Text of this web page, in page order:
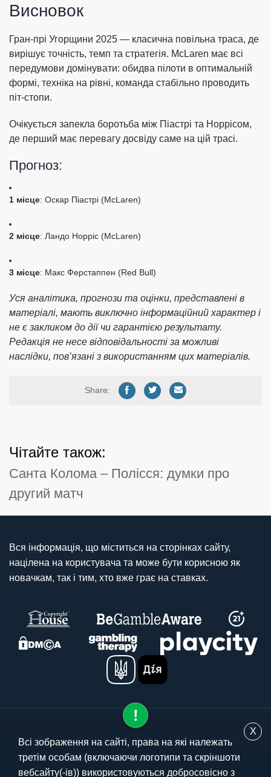
Висновок
Гран-прі Угорщини 2025 — класична повільна траса, де
вирішує точність, темп та стратегія. McLaren має всі
передумови домінувати: обидва пілоти в оптимальній
формі, техніка на рівні, команда стабільно проводить
піт-стопи.
Очікується запекла боротьба між Піастрі та Норрісом,
де перший має перевагу досвіду саме на цій трасі.
Прогноз:
1 місце: Оскар Піастрі (McLaren)
2 місце: Ландо Норріс (McLaren)
3 місце: Макс Ферстаппен (Red Bull)
Уся аналітика, прогнози та оцінки, представлені в
матеріалі, мають виключно інформаційний характер і
не є закликом до дії чи гарантією результату.
Редакція не несе відповідальності за можливі
наслідки, пов’язані з використанням цих матеріалів.
Share:
Чітайте також:
Санта Колома – Полісся: думки про
другий матч
Вся інформація, що міститься на сторінках сайту,
націлена на користувача та може бути корисною як
новачкам, так і тим, хто вже грає на ставках.
© 2025 stavki.ua
X
Всі зображення на сайті, права на які належать
третім особам (включаючи логотипи та скріншоти
вебсайту(-ів)) використовуються добросовісно з